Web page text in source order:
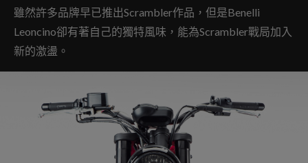
雖然許多品牌早已推出Scrambler作品，但是Benelli
Leoncino卻有著自己的獨特風味，能為Scrambler戰局加入
新的激盪。